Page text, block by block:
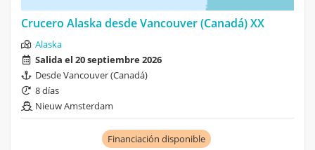
Crucero Alaska desde Vancouver (Canadá) XX
Alaska
Salida el 20 septiembre 2026
Desde Vancouver (Canadá)
8 días
Nieuw Amsterdam
Financiación disponible